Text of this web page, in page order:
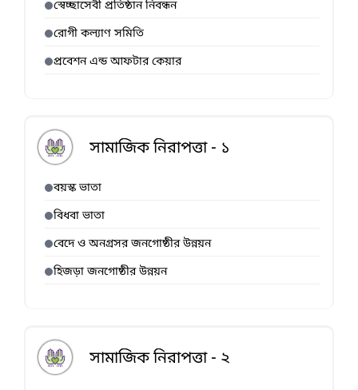
স্বেচ্ছাসেবী প্রতিষ্ঠান নিবন্ধন
রোগী কল্যাণ সমিতি
প্রবেশন এন্ড আফটার কেয়ার
সামাজিক নিরাপত্তা - ১
বয়স্ক ভাতা
বিধবা ভাতা
বেদে ও অনগ্রসর জনগোষ্ঠীর উন্নয়ন
হিজড়া জনগোষ্ঠীর উন্নয়ন
সামাজিক নিরাপত্তা - ২